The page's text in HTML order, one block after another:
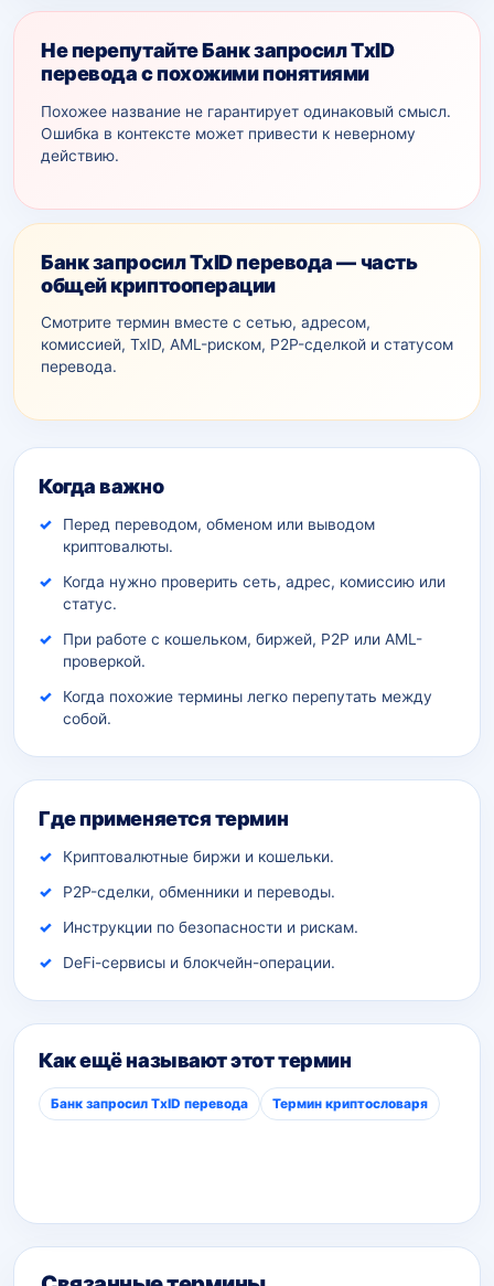
Не перепутайте Банк запросил TxID
перевода с похожими понятиями
Похожее название не гарантирует одинаковый смысл.
Ошибка в контексте может привести к неверному
действию.
Банк запросил TxID перевода — часть
общей криптооперации
Смотрите термин вместе с сетью, адресом,
комиссией, TxID, AML-рискoм, P2P-сделкой и статусом
перевода.
Дополнительный контекст
Когда важно
Перед переводом, обменом или выводом
криптовалюты.
Когда нужно проверить сеть, адрес, комиссию или
статус.
При работе с кошельком, биржей, P2P или AML-
проверкой.
Когда похожие термины легко перепутать между
собой.
Где применяется термин
Криптовалютные биржи и кошельки.
P2P-сделки, обменники и переводы.
Инструкции по безопасности и рискам.
DeFi-сервисы и блокчейн-операции.
Как ещё называют этот термин
Банк запросил TxID перевода Термин криптословаря